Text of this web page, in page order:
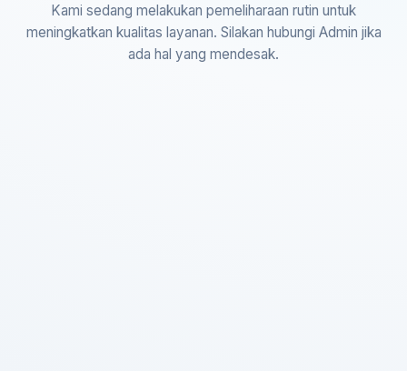
Kami sedang melakukan pemeliharaan rutin untuk
meningkatkan kualitas layanan. Silakan hubungi Admin jika
ada hal yang mendesak.